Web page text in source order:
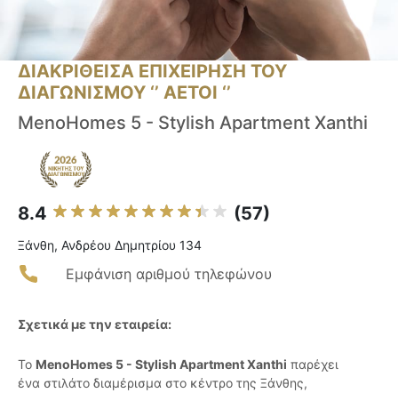
ΔΙΑΚΡΙΘΕΙΣΑ ΕΠΙΧΕΙΡΗΣΗ ΤΟΥ
ΔΙΑΓΩΝΙΣΜΟΥ ‘’ ΑΕΤΟΙ ‘’
MenoHomes 5 - Stylish Apartment Xanthi
8.4 (57)
Ξάνθη, Ανδρέου Δημητρίου 134
Εμφάνιση αριθμού τηλεφώνου
Σχετικά με την εταιρεία:
Το MenoHomes 5 - Stylish Apartment Xanthi παρέχει
ένα στιλάτο διαμέρισμα στο κέντρο της Ξάνθης,